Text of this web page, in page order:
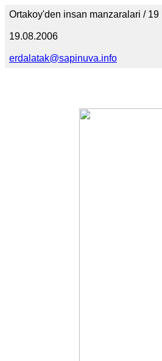
Ortakoy'den insan manzaralari / 19
19.08.2006
erdalatak@sapinuva.info